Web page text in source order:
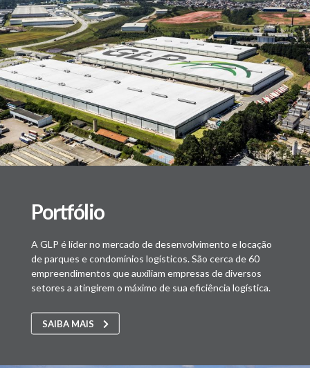
Portfólio
A GLP é líder no mercado de desenvolvimento e locação
de parques e condomínios logísticos. São cerca de 60
empreendimentos que auxiliam empresas de diversos
setores a atingirem o máximo de sua eficiência logística.
SAIBA MAIS